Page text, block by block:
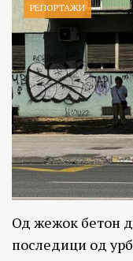
РЕПОРТАЖИ
Од жежок бетон
последици од